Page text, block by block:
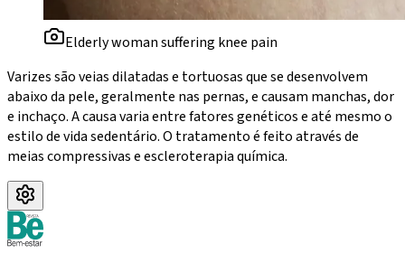
Elderly woman suffering knee pain
Varizes são veias dilatadas e tortuosas que se desenvolvem
abaixo da pele, geralmente nas pernas, e causam manchas, dor
e inchaço. A causa varia entre fatores genéticos e até mesmo o
estilo de vida sedentário. O tratamento é feito através de
meias compressivas e escleroterapia química.